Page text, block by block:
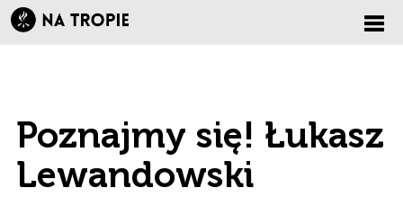
Poznajmy się! Łukasz
Lewandowski